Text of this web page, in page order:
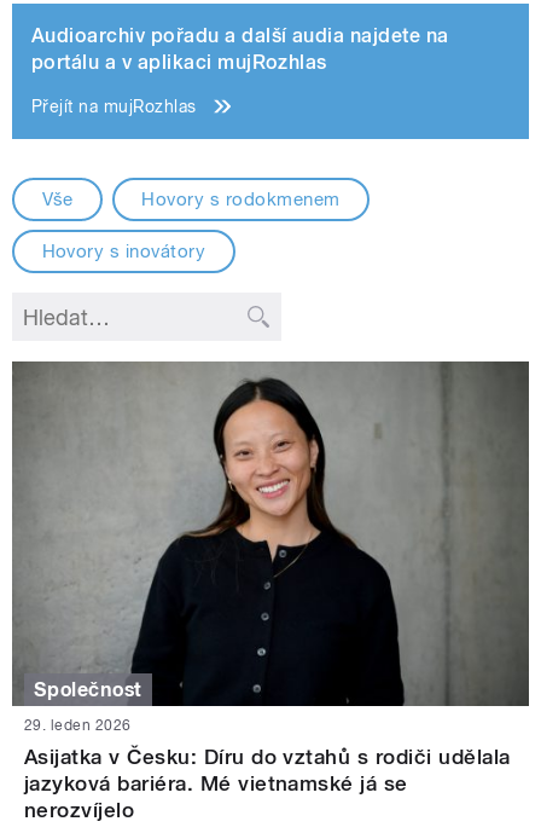
Audioarchiv pořadu a další audia najdete na
portálu a v aplikaci mujRozhlas
Přejít na mujRozhlas
Vše Hovory s rodokmenem
Hovory s inovátory
Společnost
29. leden 2026
Asijatka v Česku: Díru do vztahů s rodiči udělala
jazyková bariéra. Mé vietnamské já se
nerozvíjelo